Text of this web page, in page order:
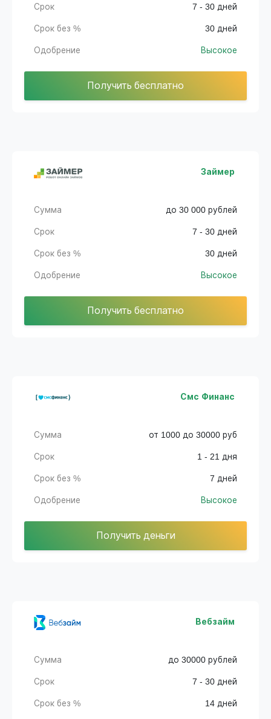
Срок 7 - 30 дней
Срок без % 30 дней
Одобрение Высокое
Получить бесплатно
Займер
Сумма до 30 000 рублей
Срок 7 - 30 дней
Срок без % 30 дней
Одобрение Высокое
Получить бесплатно
Смс Финанс
Сумма от 1000 до 30000 руб
Срок 1 - 21 дня
Срок без % 7 дней
Одобрение Высокое
Получить деньги
Вебзайм
Сумма до 30000 рублей
Срок 7 - 30 дней
Срок без % 14 дней